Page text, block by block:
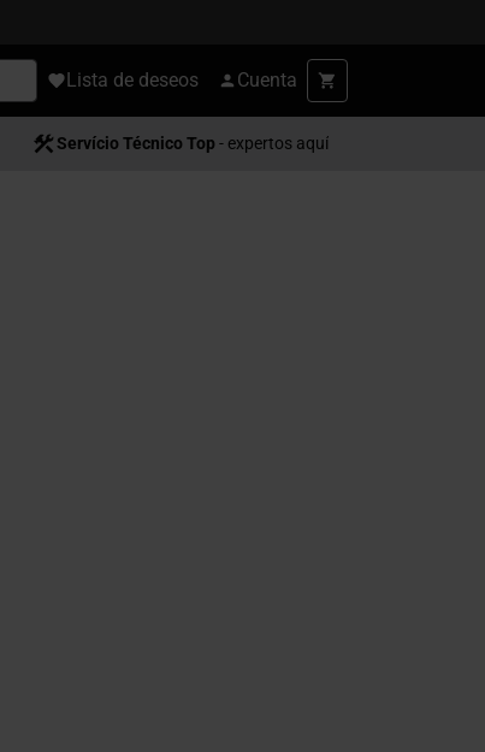
Lista de deseos Cuenta
Servício Técnico Top - expertos aquí